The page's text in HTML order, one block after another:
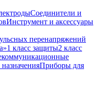
Соединители и
Инструмент и аксессуары
перенапряжений
1 класс защиты2 класс
Приборы для